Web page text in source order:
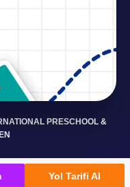
PRESCHOOL &
Yol Tarifi Al